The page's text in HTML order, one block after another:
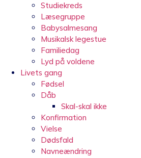
Studiekreds
Læsegruppe
Babysalmesang
Musikalsk legestue
Familiedag
Lyd på voldene
Livets gang
Fødsel
Dåb
Skal-skal ikke
Konfirmation
Vielse
Dødsfald
Navneændring